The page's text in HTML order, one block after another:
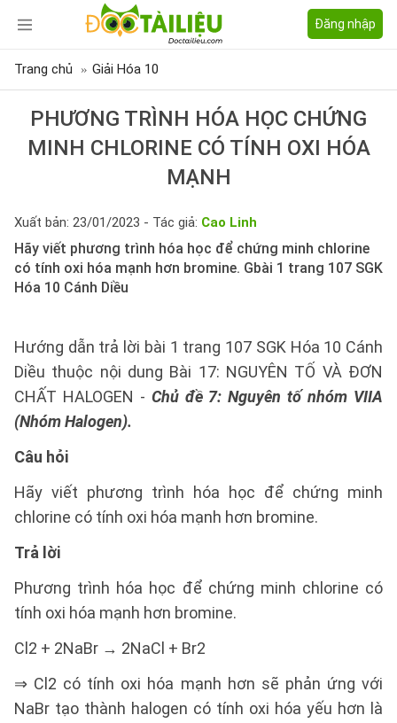
Đăng nhập
Trang chủ Giải Hóa 10
PHƯƠNG TRÌNH HÓA HỌC CHỨNG
MINH CHLORINE CÓ TÍNH OXI HÓA
MẠNH
Xuất bản: 23/01/2023 - Tác giả: Cao Linh
Hãy viết phương trình hóa học để chứng minh chlorine
có tính oxi hóa mạnh hơn bromine. Gbài 1 trang 107 SGK
Hóa 10 Cánh Diều
Hướng dẫn trả lời bài 1 trang 107 SGK Hóa 10 Cánh
Diều thuộc nội dung Bài 17: NGUYÊN TỐ VÀ ĐƠN
CHẤT HALOGEN - Chủ đề 7: Nguyên tố nhóm VIIA
(Nhóm Halogen).
Câu hỏi
Hãy viết phương trình hóa học để chứng minh
chlorine có tính oxi hóa mạnh hơn bromine.
Trả lời
Phương trình hóa học để chứng minh chlorine có
tính oxi hóa mạnh hơn bromine.
Cl2 + 2NaBr → 2NaCl + Br2
⇒ Cl2 có tính oxi hóa mạnh hơn sẽ phản ứng với
NaBr tạo thành halogen có tính oxi hóa yếu hơn là